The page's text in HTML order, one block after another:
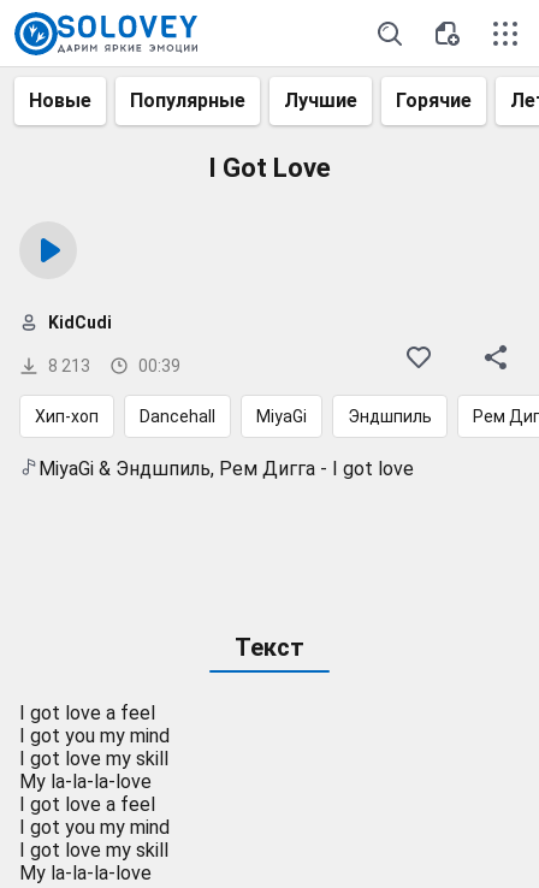
Новые Популярные Лучшие Горячие
I Got Love
8 213 00:39
KidCudi
Хип-хоп Dancehall MiyaGi Эндшпиль Рем
MiyaGi & Эндшпиль, Рем Дигга - I got love
Текст
I got love a feel
I got you my mind
I got love my skill
My la-la-la-love
I got love a feel
I got you my mind
I got love my skill
My la-la-la-love